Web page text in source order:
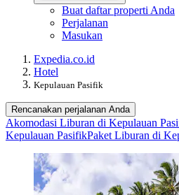
Buat daftar properti Anda
Perjalanan
Masukan
Expedia.co.id
Hotel
Kepulauan Pasifik
Rencanakan perjalanan Anda
Akomodasi Liburan di Kepulauan
Kepulauan PasifikPaket Liburan di